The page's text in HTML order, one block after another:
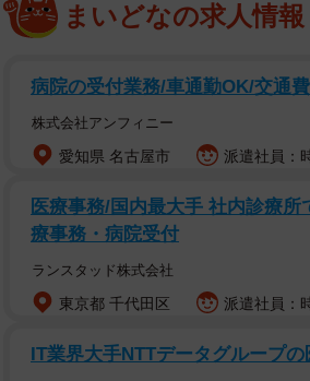
まいどなの求人情報
病院の受付業務/車通勤OK/交通
株式会社アンフィニー
愛知県 名古屋市 派遣社員：
医療事務/国内最大手 社内診療
療事務・病院受付
ランスタッド株式会社
東京都 千代田区 派遣社員：
IT業界大手NTTデータグループ